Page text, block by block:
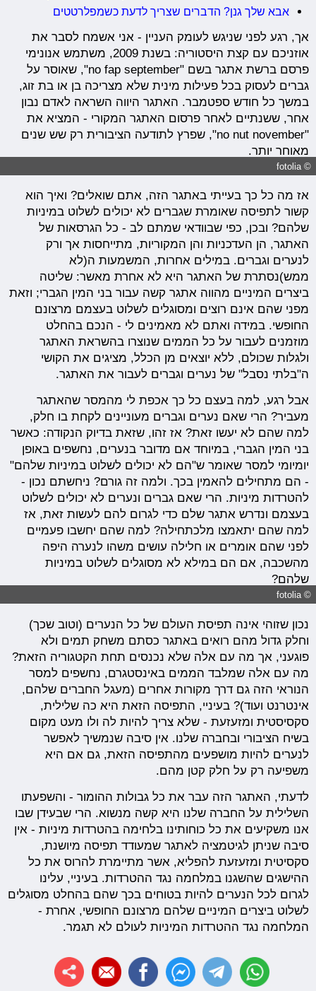
אבא שלך גנן? הדברים שצריך לדעת כשמפלרטטים
אך, רגע לפני שניגש לעומק העניין - אני אשמח לסבר את
אוזניכם עם קצת היסטוריה: בשנת 2009, משתמש אנונימי
פרסם ברשת אתגר בשם "no fap september", שאוסר על
גברים לעסוק בכל פעילות מינית שלא מצריכה בן או בת זוג,
במשך כל חודש ספטמבר. האתגר היווה השראה לאדם נבון
אחר, ששנתיים לאחר פרסום האתגר המקורי - המציא את
"no nut november", שפרץ לתודעה הציבורית רק שש שנים
מאוחר יותר.
© fotolia
אז מה כל כך בעייתי באתגר הזה, אתם שואלים? ואיך הוא
קשור לתפיסה שאומרת שגברים לא יכולים לשלוט במיניות
שלהם? ובכן, כפי שבוודאי שמתם לב - כל הגרסאות של
האתגר, הן העדכניות והן המקוריות, מתייחסות אך ורק
לנערים וגברים. במילים אחרות, המשמעות ה(לא
ממש)נסתרת של האתגר היא לא אחרת מאשר: שליטה
ביצרים המיניים מהווה אתגר קשה עבור בני המין הגברי; וזאת
מפני שהם אינם רוצים ומסוגלים לשלוט בעצמם מרצונם
החופשי. במידה ואתם לא מאמינים לי - הנכם בהחלט
מוזמנים לעבור על כל הממים שנוצרו בהשראת האתגר
ולגלות שכולם, ללא יוצאים מן הכלל, מציגים את הקושי
ה"בלתי נסבל" של נערים וגברים לעבור את האתגר.
אבל רגע, למה בעצם כל כך אכפת לי מהמסר שהאתגר
מעביר? הרי שאם נערים וגברים מעוניינים לקחת בו חלק,
למה שהם לא יעשו זאת? אז זהו, שזאת בדיוק הנקודה: כאשר
בני המין הגברי, במיוחד אם מדובר בנערים, נחשפים באופן
יומיומי למסר שאומר ש"הם לא יכולים לשלוט במיניות שלהם"
- הם מתחילים להאמין בכך. ולמה זה גורם? ניחשתם נכון -
להטרדות מיניות. הרי שאם גברים ונערים לא יכולים לשלוט
בעצמם ונדרש אתגר שלם כדי לגרום להם לעשות זאת, אז
למה שהם יתאמצו מלכתחילה? למה שהם יחשבו פעמיים
לפני שהם אומרים או חלילה עושים משהו לנערה היפה
מהשכבה, אם הם במילא לא מסוגלים לשלוט במיניות
שלהם?
© fotolia
נכון שזוהי אינה תפיסת העולם של כל הנערים (וטוב שכך)
וחלק גדול מהם רואים באתגר כסתם משחק תמים ולא
פוגעני, אך מה עם אלה שלא נכנסים תחת הקטגוריה הזאת?
מה עם אלה שמלבד הממים באינסטגרם, נחשפים למסר
הנוראי הזה גם דרך מקורות אחרים (מעגל החברים שלהם,
אינטרנט ועוד)? בעיניי, התפיסה הזאת היא כה שלילית,
סקסיסטית ומזעזעת - שלא צריך להיות לה ולו מעט מקום
בשיח הציבורי ובחברה שלנו. אין סיבה שנמשיך לאפשר
לנערים להיות מושפעים מהתפיסה הזאת, גם אם היא
משפיעה רק על חלק קטן מהם.
לדעתי, האתגר הזה עבר את כל גבולות ההומור - והשפעתו
השלילית על החברה שלנו היא קשה מנשוא. הרי שבעידן שבו
אנו משקיעים את כל כוחותינו בלחימה בהטרדות מיניות - אין
סיבה שניתן לגיטמציה לאתגר שמעודד תפיסה מיושנת,
סקסיטית ומזעזעת להפליא, אשר מתיימרת להרוס את כל
ההישגים שהשגנו במלחמה נגד ההטרדות. בעיניי, עלינו
לגרום לכל הנערים להיות בטוחים בכך שהם בהחלט מסוגלים
לשלוט ביצרים המיניים שלהם מרצונם החופשי, אחרת -
המלחמה נגד ההטרדות המיניות לעולם לא תגמר.